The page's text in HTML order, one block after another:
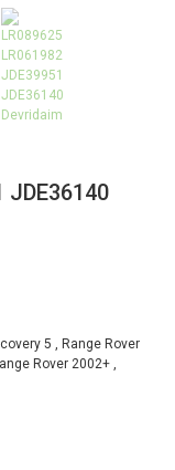
JDE36140
5 ,Range Rover
Rover 2002+